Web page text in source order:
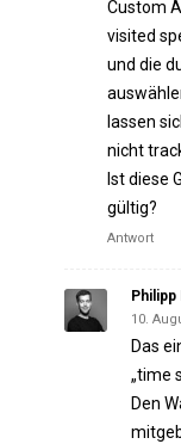
Custom
visited
und die
lassen
nicht
Ist diese
gültig?
Antwort
Philipp
10.
Das
„time
Den